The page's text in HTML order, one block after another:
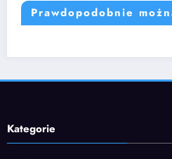
Prawdopodobnie
Kategorie